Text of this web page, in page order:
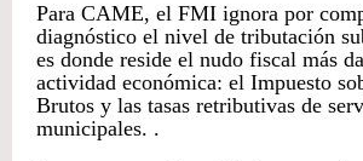
Para CAME, el FMI ignora por
diagnóstico el nivel de tributación
es donde reside el nudo fiscal más
actividad económica: el Impuesto
Brutos y las tasas retributivas de
municipales. .